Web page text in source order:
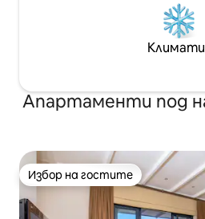
Апартаменти под
Избор на гостите
Избор на гостите